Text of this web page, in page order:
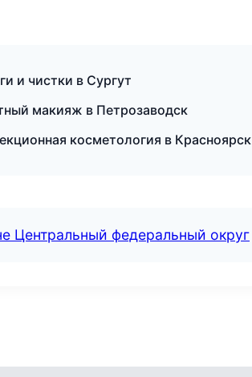
и чистки в Сургут
макияж в Петрозаводск
косметология в Красноярск
Центральный федеральный округ